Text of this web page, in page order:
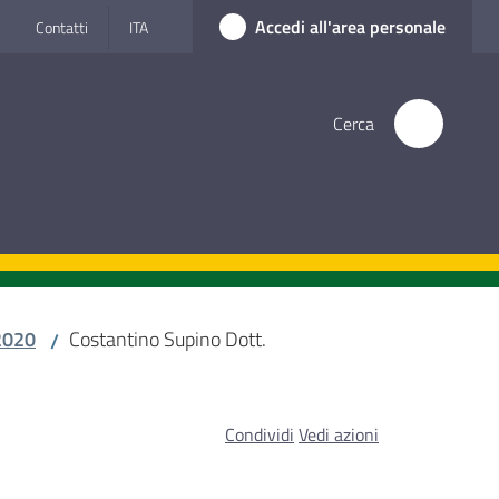
Contatti ITA Accedi all'area personale
Cerca
/ Costantino Supino Dott.
Condividi Vedi azioni